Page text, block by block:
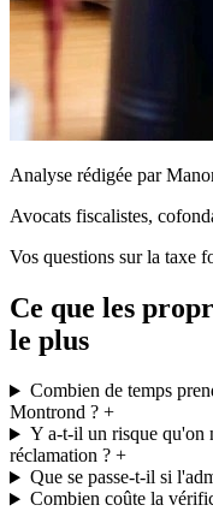
Analyse rédigée par
Avocats fiscalistes,
Vos questions sur la taxe
Ce que les
le plus
Combien de temps
Montrond ? +
Y a-t-il un risque qu'on
réclamation ? +
Que se passe-t-il si
Combien coûte la